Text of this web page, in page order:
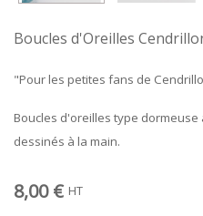
Boucles d'Oreilles
"Pour les petites fans de
Boucles d'oreilles type
dessinés à la main.
8,00 € HT